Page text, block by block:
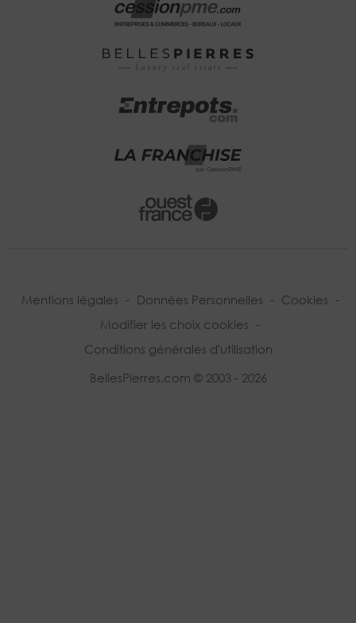
Mentions légales - Données Personnelles - Cookies -
Modifier les choix cookies -
Conditions générales d'utilisation
BellesPierres.com © 2003 - 2026